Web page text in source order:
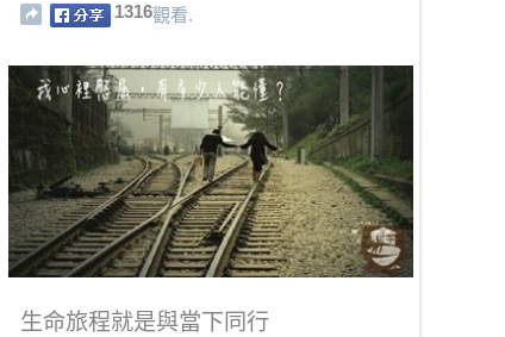
1316觀看.
生命旅程就是與當下同行